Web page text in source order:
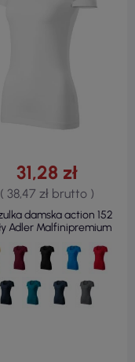
31,28 zł
( 38,47 zł brutto )
damska action 152
Adler Malfinipremium